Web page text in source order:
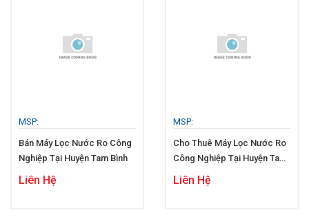
MSP:
Bán Máy Lọc Nước Ro Công
Nghiệp Tại Huyện Tam Bình
Liên Hệ
MSP:
Cho Thuê Máy Lọc Nước Ro
Công Nghiệp Tại Huyện Tam
Bình
Liên Hệ